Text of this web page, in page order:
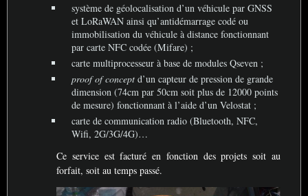
système de géolocalisation d’un véhicule parGNSS
et LoRaWAN ainsi qu’antidémarrage codé ou
immobilisation du véhicule à distance fonctionnant
par carteNFC codée (Mifare) ;
carte multiprocesseur à base de modules Qseven ;
proof of concept d’un capteur de pression de grande
dimension (74cm par 50cm soit plus de 12000 points
de mesure) fonctionnant à l’aide d’un Velostat ;
carte de communication radio (Bluetooth,NFC,
Wifi, 2G/3G/4G)…
Ce service est facturé en fonction des projets soit au
forfait, soit au temps passé.